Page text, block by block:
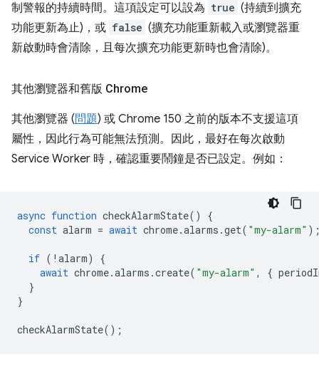
制警報的持續時間。這項設定可以設為 true (持續到擴充
功能更新為止)，或 false (擴充功能重新載入或瀏覽器重
新啟動時會清除，且每次擴充功能更新時也會清除)。
其他瀏覽器和舊版 Chrome
其他瀏覽器 (問題) 或 Chrome 150 之前的版本不支援這項
屬性，因此行為可能無法預測。因此，最好在每次啟動
Service Worker 時，確認重要鬧鐘是否已設定。例如：
async function checkAlarmState()
{
const alarm = await chrome.alarms .get( "my-alarm"
if ( ! alarm)
{
await chrome.alarms .create( "my-alarm" , {
}
}
checkAlarmState();